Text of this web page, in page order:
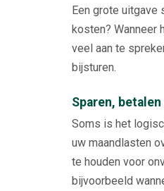
Een grote uitgave
kosten? Wanneer
veel aan te
bijsturen.
Sparen,
Soms is het
uw maandlasten
te houden voor
bijvoorbeeld